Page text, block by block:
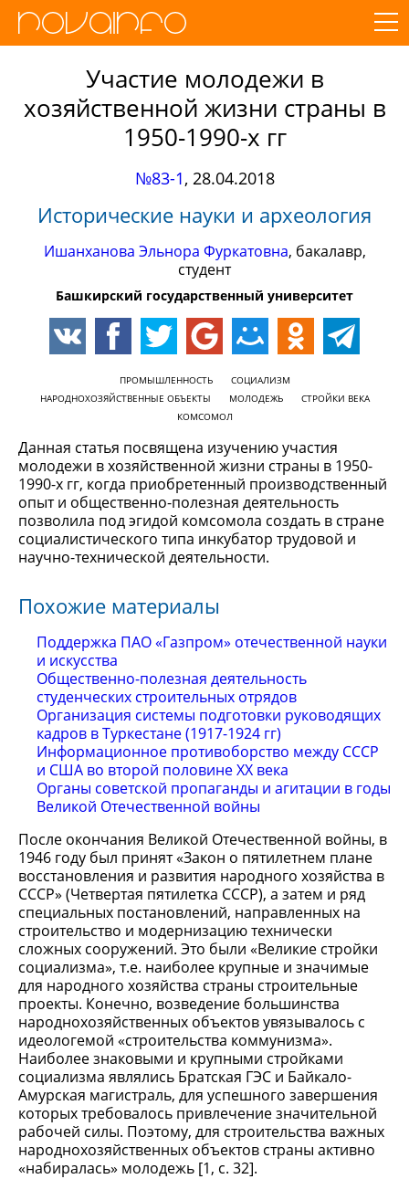
Участие молодежи в
хозяйственной жизни страны в
1950-1990-х гг
№83-1, 28.04.2018
Исторические науки и археология
Ишанханова Эльнора Фуркатовна, бакалавр,
студент
Башкирский государственный университет
ПРОМЫШЛЕННОСТЬ
СОЦИАЛИЗМ
НАРОДНОХОЗЯЙСТВЕННЫЕ ОБЪЕКТЫ
МОЛОДЕЖЬ
СТРОЙКИ ВЕКА
КОМСОМОЛ
Данная статья посвящена изучению участия
молодежи в хозяйственной жизни страны в 1950-
1990-х гг, когда приобретенный производственный
опыт и общественно-полезная деятельность
позволила под эгидой комсомола создать в стране
социалистического типа инкубатор трудовой и
научно-технической деятельности.
Похожие материалы
Поддержка ПАО «Газпром» отечественной науки
и искусства
Общественно-полезная деятельность
студенческих строительных отрядов
Организация системы подготовки руководящих
кадров в Туркестане (1917-1924 гг)
Информационное противоборство между СССР
и США во второй половине ХХ века
Органы советской пропаганды и агитации в годы
Великой Отечественной войны
После окончания Великой Отечественной войны, в
1946 году был принят «Закон о пятилетнем плане
восстановления и развития народного хозяйства в
СССР» (Четвертая пятилетка СССР), а затем и ряд
специальных постановлений, направленных на
строительство и модернизацию технически
сложных сооружений. Это были «Великие стройки
социализма», т.е. наиболее крупные и значимые
для народного хозяйства страны строительные
проекты. Конечно, возведение большинства
народнохозяйственных объектов увязывалось с
идеологемой «строительства коммунизма».
Наиболее знаковыми и крупными стройками
социализма являлись Братская ГЭС и Байкало-
Амурская магистраль, для успешного завершения
которых требовалось привлечение значительной
рабочей силы. Поэтому, для строительства важных
народнохозяйственных объектов страны активно
«набиралась» молодежь [1, c. 32].